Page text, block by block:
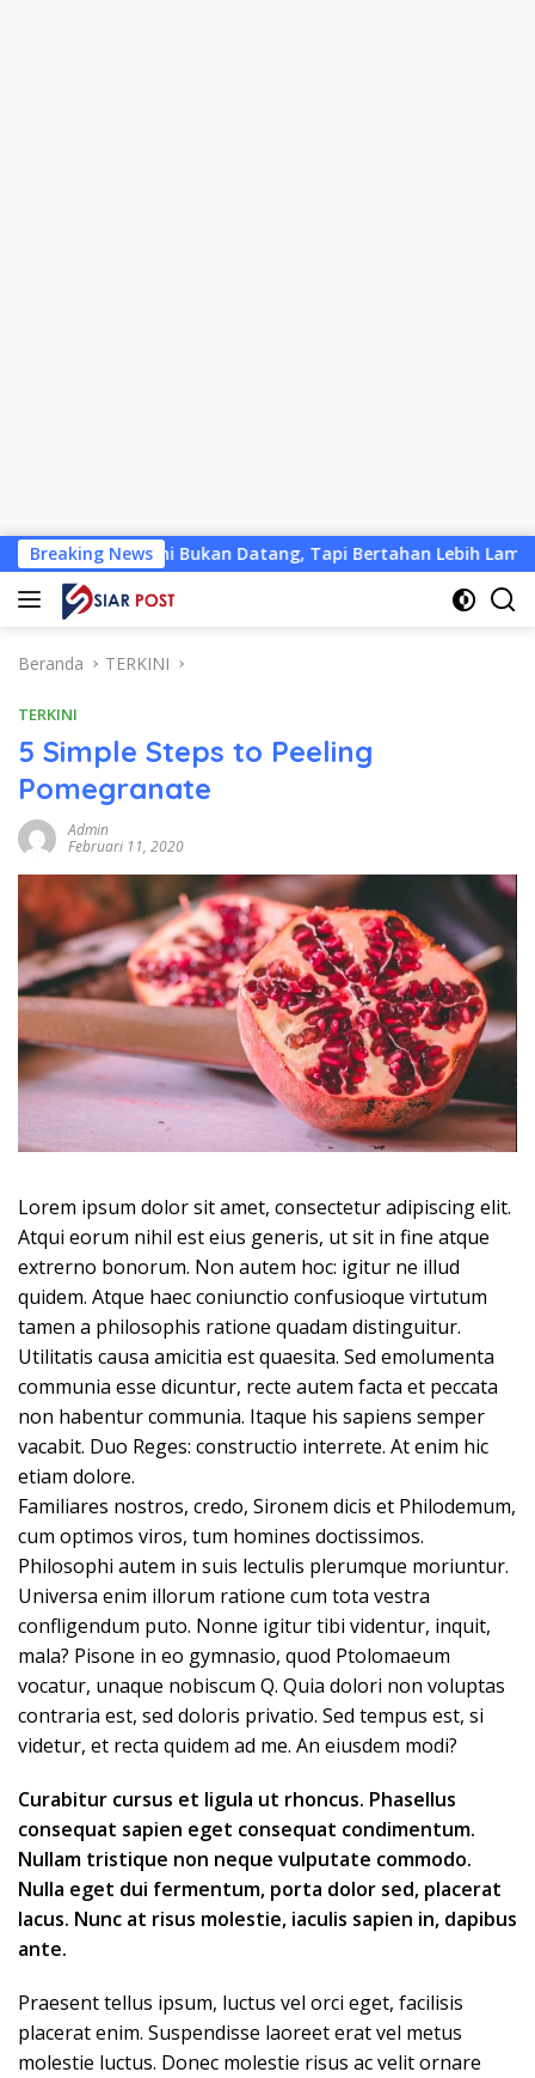
Langsung
ke
konten
Breaking News
Bukan Datang, Tapi Bertahan Lebih Lama Hadiah
Beranda TERKINI
TERKINI
5 Simple Steps to Peeling
Pomegranate
Admin
Februari 11, 2020
Lorem ipsum dolor sit amet, consectetur adipiscing elit.
Atqui eorum nihil est eius generis, ut sit in fine atque
extrerno bonorum. Non autem hoc: igitur ne illud
quidem. Atque haec coniunctio confusioque virtutum
tamen a philosophis ratione quadam distinguitur.
Utilitatis causa amicitia est quaesita. Sed emolumenta
communia esse dicuntur, recte autem facta et peccata
non habentur communia. Itaque his sapiens semper
vacabit. Duo Reges: constructio interrete. At enim hic
etiam dolore.
Familiares nostros, credo, Sironem dicis et Philodemum,
cum optimos viros, tum homines doctissimos.
Philosophi autem in suis lectulis plerumque moriuntur.
Universa enim illorum ratione cum tota vestra
confligendum puto. Nonne igitur tibi videntur, inquit,
mala? Pisone in eo gymnasio, quod Ptolomaeum
vocatur, unaque nobiscum Q. Quia dolori non voluptas
contraria est, sed doloris privatio. Sed tempus est, si
videtur, et recta quidem ad me. An eiusdem modi?
Curabitur cursus et ligula ut rhoncus. Phasellus
consequat sapien eget consequat condimentum.
Nullam tristique non neque vulputate commodo.
Nulla eget dui fermentum, porta dolor sed, placerat
lacus. Nunc at risus molestie, iaculis sapien in, dapibus
ante.
Praesent tellus ipsum, luctus vel orci eget, facilisis
placerat enim. Suspendisse laoreet erat vel metus
molestie luctus. Donec molestie risus ac velit ornare